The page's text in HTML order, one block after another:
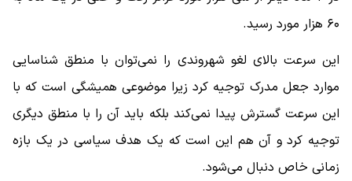
۶۰ هزار مورد رسید.
این سرعت بالای لغو شهروندی را نمی‌توان با منطق شناسایی
موارد جعل مدرک توجیه کرد زیرا موضوعی همیشگی است که با
این سرعت گسترش پیدا نمی‌کند بلکه باید آن را با منطق دیگری
توجیه کرد و آن هم این است که یک هدف سیاسی در یک بازه
زمانی خاص دنبال می‌شود.